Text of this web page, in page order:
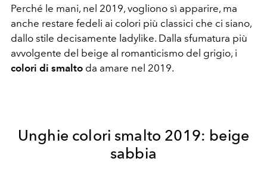
Perché le mani, nel 2019, vogliono sì apparire, ma
anche restare fedeli ai colori più classici che ci siano,
dallo stile decisamente ladylike. Dalla sfumatura più
avvolgente del beige al romanticismo del grigio, i
colori di smalto da amare nel 2019.
Unghie colori smalto 2019: beige
sabbia